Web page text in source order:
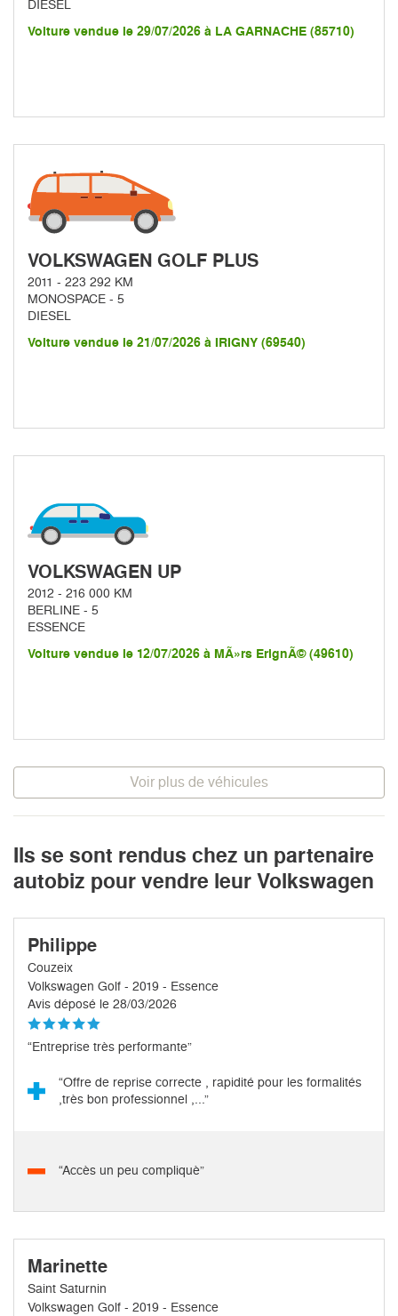
DIESEL
Voiture vendue le 29/07/2026 à LA GARNACHE (85710)
VOLKSWAGEN GOLF PLUS
2011 - 223 292 KM
MONOSPACE - 5
DIESEL
Voiture vendue le 21/07/2026 à IRIGNY (69540)
VOLKSWAGEN UP
2012 - 216 000 KM
BERLINE - 5
ESSENCE
Voiture vendue le 12/07/2026 à MÃ»rs ErignÃ© (49610)
Voir plus de véhicules
Ils se sont rendus chez un partenaire
autobiz pour vendre leur Volkswagen
Philippe
Couzeix
Volkswagen Golf - 2019 - Essence
Avis déposé le 28/03/2026
“Entreprise très performante”
“Offre de reprise correcte , rapidité pour les formalités
,très bon professionnel ,...”
“Accès un peu compliquè”
Marinette
Saint Saturnin
Volkswagen Golf - 2019 - Essence